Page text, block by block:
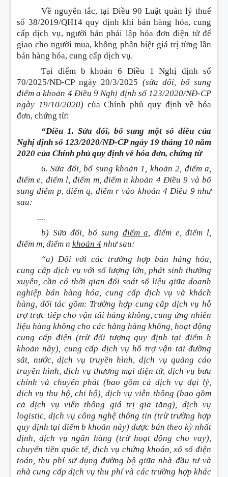
Về nguyên tắc, tại Điều 90 Luật quản lý thuế
số 38/2019/QH14 quy định khi bán hàng hóa, cung
cấp dịch vụ, người bán phải lập hóa đơn điện tử để
giao cho người mua, không phân biệt giá trị từng lần
bán hàng hóa, cung cấp dịch vụ.
Tại điểm b khoản 6 Điều 1 Nghị định số
70/2025/NĐ-CP ngày 20/3/2025 (sửa đổi, bổ sung
điểm a khoản 4 Điều 9 Nghị định số 123/2020/NĐ-CP
ngày 19/10/2020)của Chính phủ quy định về hóa
đơn, chứng từ:
“Điều 1. Sửa đổi, bổ sung một số điều của
Nghị định số 123/2020/NĐ-CP ngày 19 tháng 10 năm
2020 của Chính phủ quy định về hóa đơn, chứng từ
6. Sửa đổi, bổ sung khoản 1, khoản 2, điểm a,
điểm e, điểm l, điểm m, điểm n khoản 4 Điều 9 và bổ
sung điểm p, điểm q, điểm r vào khoản 4 Điều 9 như
sau:
....
b) Sửa đổi, bổ sung điểm a, điểm e, điểm l,
điểm m, điểm n khoản 4 như sau:
“a) Đối với các trường hợp bán hàng hóa,
cung cấp dịch vụ với số lượng lớn, phát sinh thường
xuyên, cần có thời gian đối soát số liệu giữa doanh
nghiệp bán hàng hóa, cung cấp dịch vụ và khách
hàng, đối tác gồm: Trường hợp cung cấp dịch vụ hỗ
trợ trực tiếp cho vận tải hàng không, cung ứng nhiên
liệu hàng không cho các hãng hàng không, hoạt động
cung cấp điện (trừ đối tượng quy định tại điểm h
khoản này), cung cấp dịch vụ hỗ trợ vận tải đường
sắt, nước, dịch vụ truyền hình, dịch vụ quảng cáo
truyền hình, dịch vụ thương mại điện tử, dịch vụ bưu
chính và chuyển phát (bao gồm cả dịch vụ đại lý,
dịch vụ thu hộ, chi hộ), dịch vụ viễn thông (bao gồm
cả dịch vụ viễn thông giá trị gia tăng), dịch vụ
logistic, dịch vụ công nghệ thông tin (trừ trường hợp
quy định tại điểm b khoản này) được bán theo kỳ nhất
định, dịch vụ ngân hàng (trừ hoạt động cho vay),
chuyển tiền quốc tế, dịch vụ chứng khoán, xổ số điện
toán, thu phí sử dụng đường bộ giữa nhà đầu tư và
nhà cung cấp dịch vụ thu phí và các trường hợp khác